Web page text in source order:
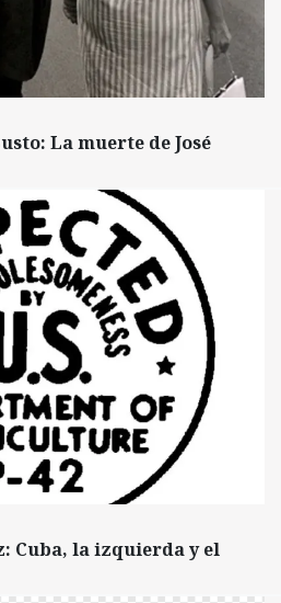
La muerte de José
Cuba, la izquierda y el